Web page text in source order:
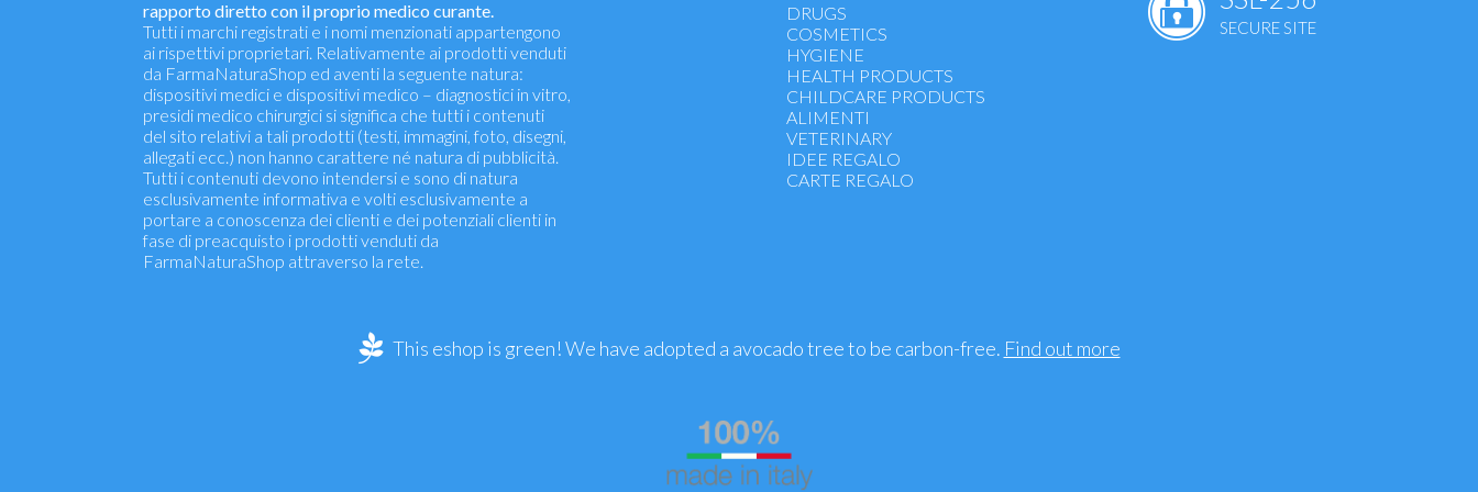
rapporto diretto con il proprio medico curante.
Tutti i marchi registrati e i nomi menzionati appartengono
ai rispettivi proprietari. Relativamente ai prodotti venduti
da FarmaNaturaShop ed aventi la seguente natura:
dispositivi medici e dispositivi medico – diagnostici in vitro,
presidi medico chirurgici si significa che tutti i contenuti
del sito relativi a tali prodotti (testi, immagini, foto, disegni,
allegati ecc.) non hanno carattere né natura di pubblicità.
Tutti i contenuti devono intendersi e sono di natura
esclusivamente informativa e volti esclusivamente a
portare a conoscenza dei clienti e dei potenziali clienti in
fase di preacquisto i prodotti venduti da
FarmaNaturaShop attraverso la rete.
Vitamins, minerals, iron
Energtics, tonics
Functionality urinary tract
Antioxidants - immune defence
Cholesterol, arteries, heart
Weight control, weight loss
Drainage and detox
Blood flow - Hemorrhoids
Psychological well-being - sleep
Hands, nails, hair
DRUGS
COSMETICS
HYGIENE
HEALTH PRODUCTS
CHILDCARE PRODUCTS
ALIMENTI
VETERINARY
IDEE REGALO
CARTE REGALO
SECURE SITE
This eshop is green! We have adopted a avocado tree to be carbon-free. Find out more